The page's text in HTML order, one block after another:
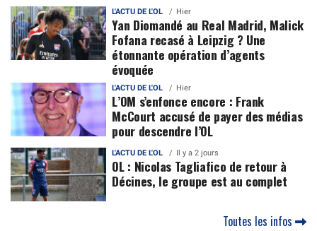
L'ACTU DE L'OL Hier
Yan Diomandé au Real Madrid, Malick
Fofana recasé à Leipzig ? Une
étonnante opération d’agents
évoquée
L'ACTU DE L'OL Hier
L’OM s’enfonce encore : Frank
McCourt accusé de payer des médias
pour descendre l’OL
L'ACTU DE L'OL Il y a 2 jours
OL : Nicolas Tagliafico de retour à
Décines, le groupe est au complet
Toutes les infos